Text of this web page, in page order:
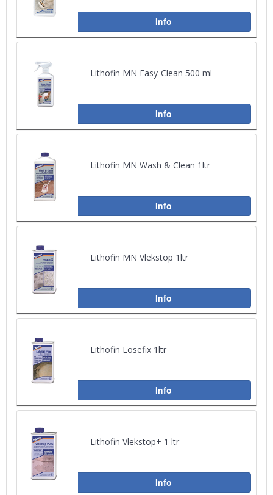
Info
Lithofin MN Easy-Clean 500 ml
Info
Lithofin MN Wash & Clean 1ltr
Info
Lithofin MN Vlekstop 1ltr
Info
Lithofin Lösefix 1ltr
Info
Lithofin Vlekstop+ 1 ltr
Info